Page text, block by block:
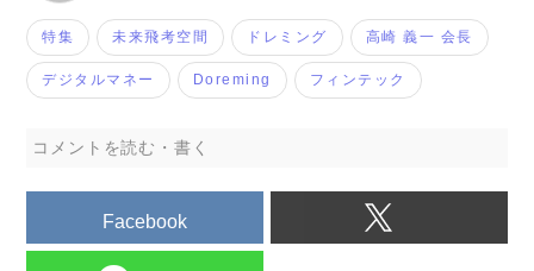
特集 未来飛考空間 ドレミング 高崎 義一 会長
デジタルマネー Doreming フィンテック
コメントを読む・書く
Facebook